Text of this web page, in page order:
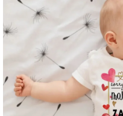
hviezdičiek.